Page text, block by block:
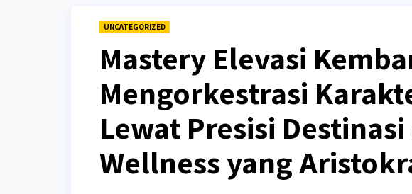
UNCATEGORIZED
Mastery Elevasi
Mengorkestrasi
Lewat Presisi
Wellness yang